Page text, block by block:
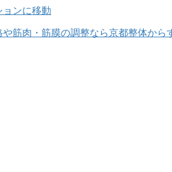
ョンに移動